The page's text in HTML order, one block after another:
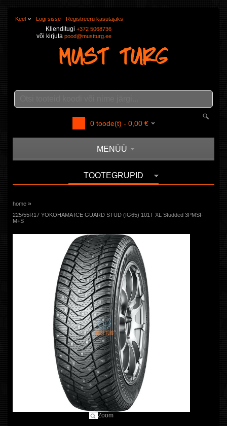
Keel Logi sisse Registreeru kasutajaks
Klienditugi +372 5068736
või kirjuta pood@mustturg.ee
0 toode(t) - 0,00 €
MENÜÜ
TOOTEGRUPID
home »
225/55R17 YOKOHAMA ICE GUARD STUD (IG65) 101T XL Studded 3PMSF
M+S
Zoom